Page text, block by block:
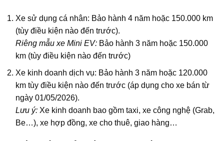
Xe sử dụng cá nhân: Bảo hành 4 năm hoặc 150.000 km
(tùy điều kiện nào đến trước).
Riêng mẫu xe Mini EV:Bảo hành 3 năm hoặc 150.000
km (tùy điều kiện nào đến trước)
Xe kinh doanh dịch vụ: Bảo hành 3 năm hoặc 120.000
km tùy điều kiện nào đến trước (áp dụng cho xe bán từ
ngày 01/05/2026).
Lưu ý:Xe kinh doanh bao gồm taxi, xe công nghệ (Grab,
Be…), xe hợp đồng, xe cho thuê, giao hàng…